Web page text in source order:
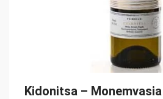
Kidonitsa –